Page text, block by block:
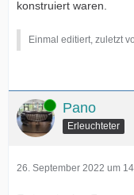
konstruiert waren.
Einmal editiert, zuletzt
Online Pano
Erleuchteter
26. September 2022 um